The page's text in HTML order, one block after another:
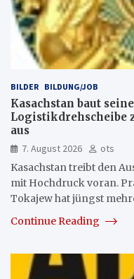
BILDER BILDUNG/JOB
Kasachstan baut
Logistikdrehscheibe
aus
7. August 2026
ots
Kasachstan treibt den
mit Hochdruck voran.
Tokajew hat jüngst
Continue Reading